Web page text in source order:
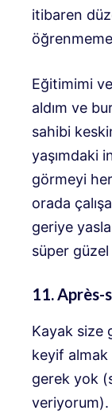
itibaren
Eğitimimi
aldım ve
sahibi
yaşımdaki
görmeyi
orada
geriye
süper güzel
11. Après-
Kayak size
keyif almak
gerek yok
veriyorum).